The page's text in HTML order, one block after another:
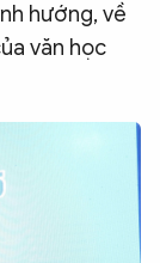
hướng, về
văn học